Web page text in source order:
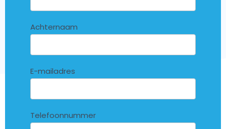
Achternaam
E-mailadres
Telefoonnummer